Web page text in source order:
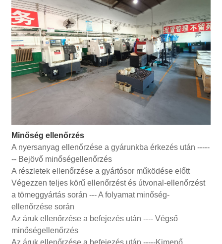
Minőség ellenőrzés
A nyersanyag ellenőrzése a gyárunkba érkezés után -----
-- Bejövő minőségellenőrzés
A részletek ellenőrzése a gyártósor működése előtt
Végezzen teljes körű ellenőrzést és útvonal-ellenőrzést
a tömeggyártás során --- A folyamat minőség-
ellenőrzése során
Az áruk ellenőrzése a befejezés után ---- Végső
minőségellenőrzés
Az áruk ellenőrzése a befejezés után -----Kimenő